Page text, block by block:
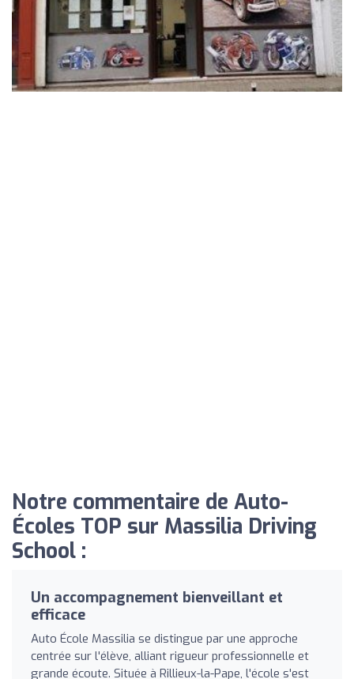
Notre commentaire de Auto-
Écoles TOP sur Massilia Driving
School :
Un accompagnement bienveillant et
efficace
Auto École Massilia se distingue par une approche
centrée sur l'élève, alliant rigueur professionnelle et
grande écoute. Située à Rillieux-la-Pape, l'école s'est